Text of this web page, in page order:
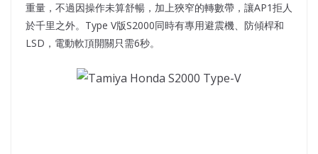
重量，不過因操作未算舒暢，加上狹窄的轉數帶，讓AP1拒人
於千里之外。Type V版S2000同時有專用避震機、防傾桿和
LSD，電動軟頂開關只需6秒。